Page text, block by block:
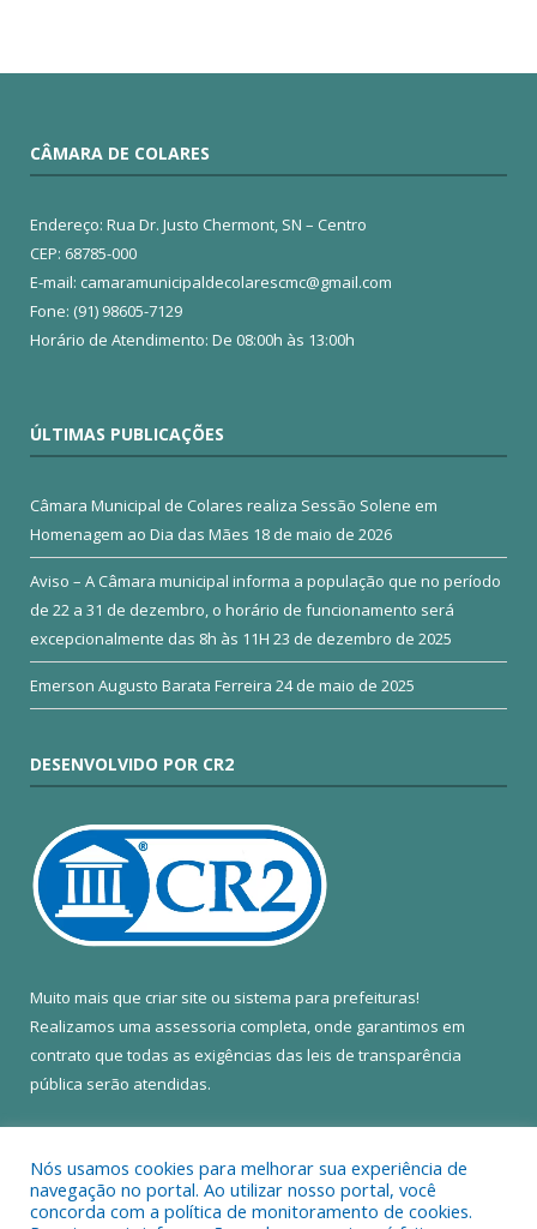
CÂMARA DE COLARES
Endereço: Rua Dr. Justo Chermont, SN – Centro
CEP: 68785-000
E-mail: camaramunicipaldecolarescmc@gmail.com
Fone: (91) 98605-7129
Horário de Atendimento: De 08:00h às 13:00h
ÚLTIMAS PUBLICAÇÕES
Câmara Municipal de Colares realiza Sessão Solene em
Homenagem ao Dia das Mães 18 de maio de 2026
Aviso – A Câmara municipal informa a população que no período
de 22 a 31 de dezembro, o horário de funcionamento será
excepcionalmente das 8h às 11H 23 de dezembro de 2025
Emerson Augusto Barata Ferreira 24 de maio de 2025
DESENVOLVIDO POR CR2
Muito mais que criar site ou sistema para prefeituras!
Realizamos uma assessoria completa, onde garantimos em
contrato que todas as exigências das leis de transparência
pública serão atendidas.
Nós usamos cookies para melhorar sua experiência de
navegação no portal. Ao utilizar nosso portal, você
concorda com a política de monitoramento de cookies.